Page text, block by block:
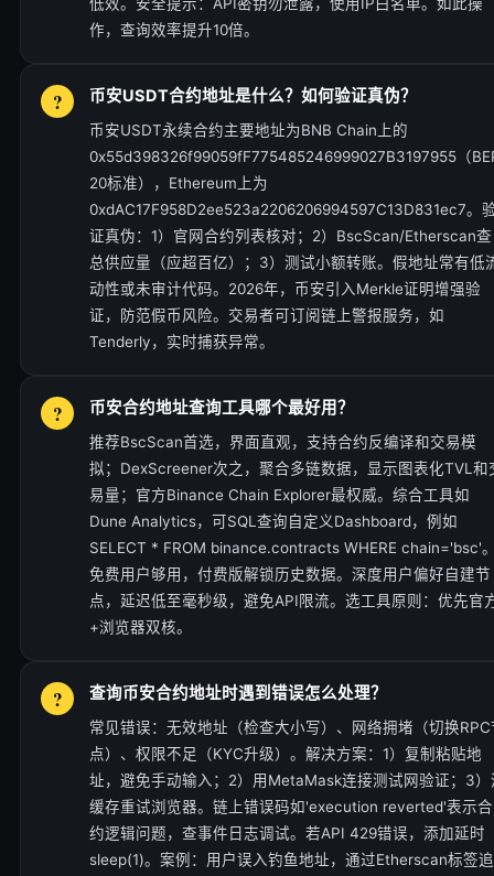
作，查询效率提升10倍。
币安USDT合约地址是什么？如何验证真伪？
币安USDT永续合约主要地址为BNB Chain上的
0x55d398326f99059fF775485246999027B3197955（
20标准），Ethereum上为
0xdAC17F958D2ee523a2206206994597C13D831ec7。
证真伪：1）官网合约列表核对；2）BscScan/Etherscan查
总供应量（应超百亿）；3）测试小额转账。假地址常有低
动性或未审计代码。2026年，币安引入Merkle证明增强验
证，防范假币风险。交易者可订阅链上警报服务，如
Tenderly，实时捕获异常。
币安合约地址查询工具哪个最好用？
推荐BscScan首选，界面直观，支持合约反编译和交易模
拟；DexScreener次之，聚合多链数据，显示图表化TVL和
易量；官方Binance Chain Explorer最权威。综合工具如
Dune Analytics，可SQL查询自定义Dashboard，例如
SELECT * FROM binance.contracts WHERE chain='bsc'
免费用户够用，付费版解锁历史数据。深度用户偏好自建节
点，延迟低至毫秒级，避免API限流。选工具原则：优先官
+浏览器双核。
查询币安合约地址时遇到错误怎么处理？
常见错误：无效地址（检查大小写）、网络拥堵（切换RPC
点）、权限不足（KYC升级）。解决方案：1）复制粘贴地
址，避免手动输入；2）用MetaMask连接测试网验证；3）
缓存重试浏览器。链上错误码如'execution reverted'表示合
约逻辑问题，查事件日志调试。若API 429错误，添加延时
sleep(1)。案例：用户误入钓鱼地址，通过Etherscan标签追